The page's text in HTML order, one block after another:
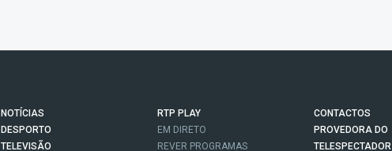
NOTÍCIAS
DESPORTO
TELEVISÃO
RTP PLAY
EM DIRETO
REVER PROGRAMAS
CONTACTOS
PROVEDORA DO
TELESPECTADOR